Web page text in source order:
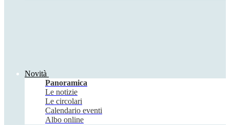
Novità
Panoramica
Le notizie
Le circolari
Calendario eventi
Albo online